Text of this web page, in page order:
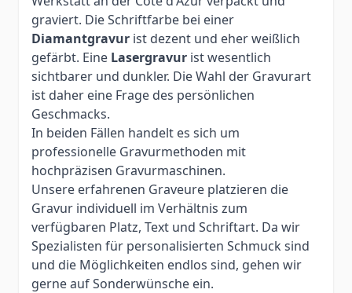
graviert. Die Schriftfarbe bei einer
Diamantgravur ist dezent und eher weißlich
gefärbt. Eine Lasergravur ist wesentlich
sichtbarer und dunkler. Die Wahl der Gravurart
ist daher eine Frage des persönlichen
Geschmacks.
In beiden Fällen handelt es sich um
professionelle Gravurmethoden mit
hochpräzisen Gravurmaschinen.
Unsere erfahrenen Graveure platzieren die
Gravur individuell im Verhältnis zum
verfügbaren Platz, Text und Schriftart. Da wir
Spezialisten für personalisierten Schmuck sind
und die Möglichkeiten endlos sind, gehen wir
gerne auf Sonderwünsche ein.